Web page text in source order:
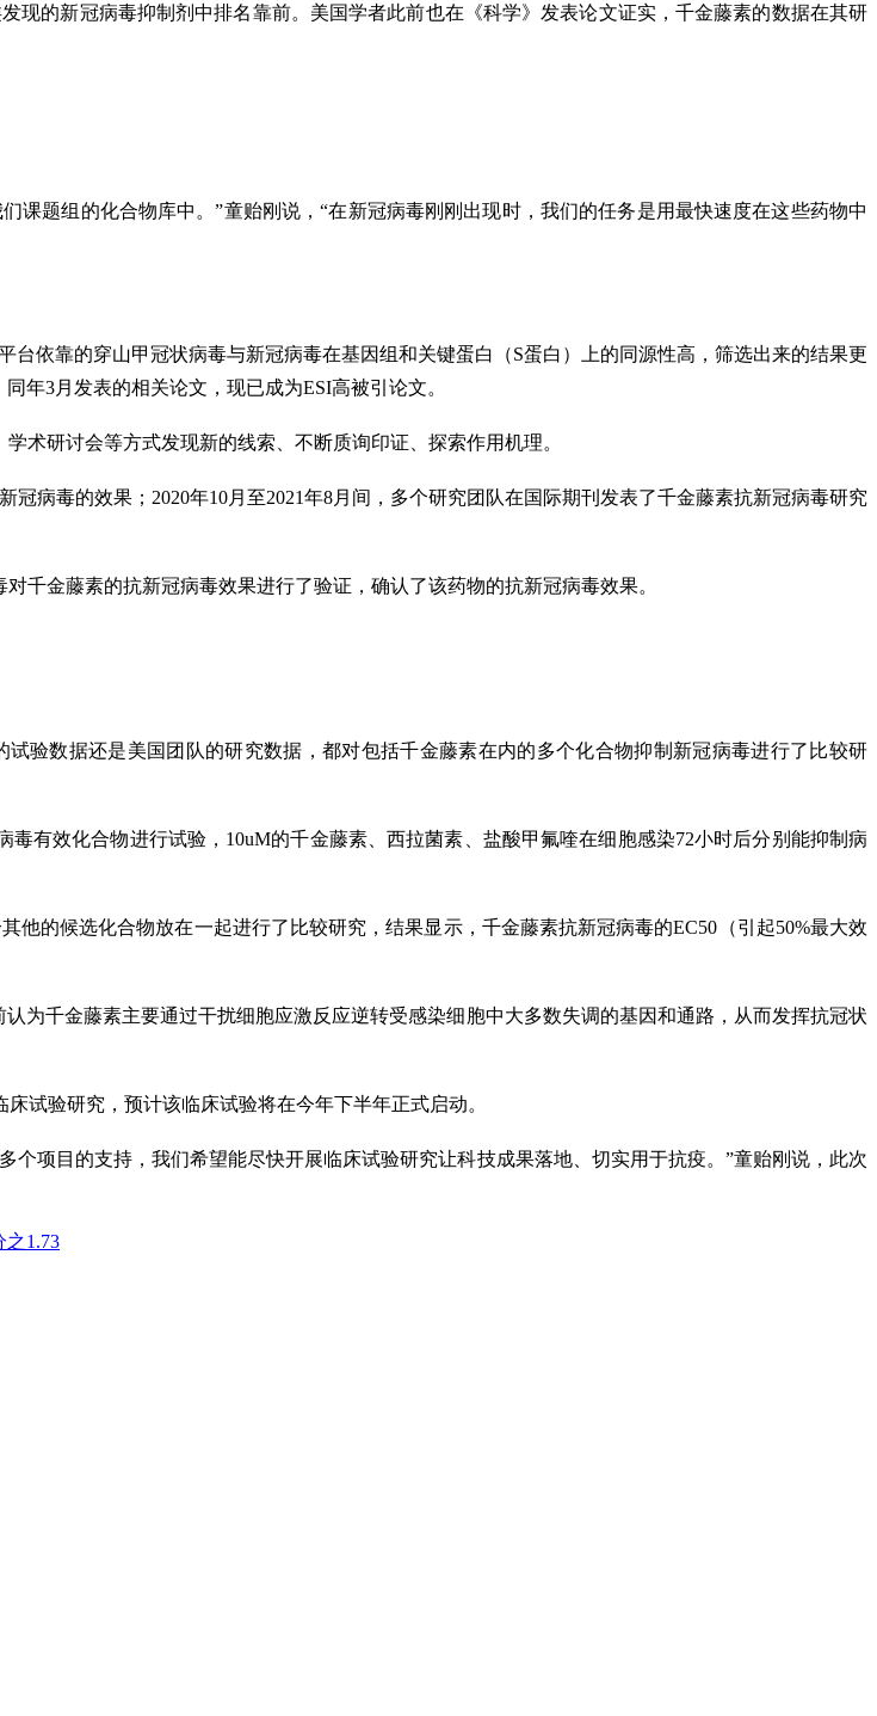
现的新冠病毒抑制剂中排名靠前。美国学者此前也在《科学》发表论文证实，千金藤素的数据在其研
题组的化合物库中。”童贻刚说，“在新冠病毒刚刚出现时，我们的任务是用最快速度在这些药物中
依靠的穿山甲冠状病毒与新冠病毒在基因组和关键蛋白（S蛋白）上的同源性高，筛选出来的结果更
年3月发表的相关论文，现已成为ESI高被引论文。
术研讨会等方式发现新的线索、不断质询印证、探索作用机理。
病毒的效果；2020年10月至2021年8月间，多个研究团队在国际期刊发表了千金藤素抗新冠病毒研究
千金藤素的抗新冠病毒效果进行了验证，确认了该药物的抗新冠病毒效果。
验数据还是美国团队的研究数据，都对包括千金藤素在内的多个化合物抑制新冠病毒进行了比较研
有效化合物进行试验，10uM的千金藤素、西拉菌素、盐酸甲氟喹在细胞感染72小时后分别能抑制病
他的候选化合物放在一起进行了比较研究，结果显示，千金藤素抗新冠病毒的EC50（引起50%最大效
为千金藤素主要通过干扰细胞应激反应逆转受感染细胞中大多数失调的基因和通路，从而发挥抗冠状
试验研究，预计该临床试验将在今年下半年正式启动。
项目的支持，我们希望能尽快开展临床试验研究让科技成果落地、切实用于抗疫。”童贻刚说，此次
1.73